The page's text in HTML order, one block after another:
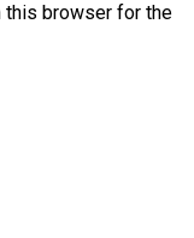
this browser for the